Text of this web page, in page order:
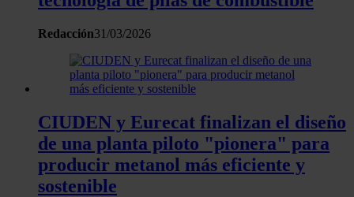
Redacción31/03/2026
CIUDEN y Eurecat finalizan el diseño
de una planta piloto "pionera" para
producir metanol más eficiente y
sostenible